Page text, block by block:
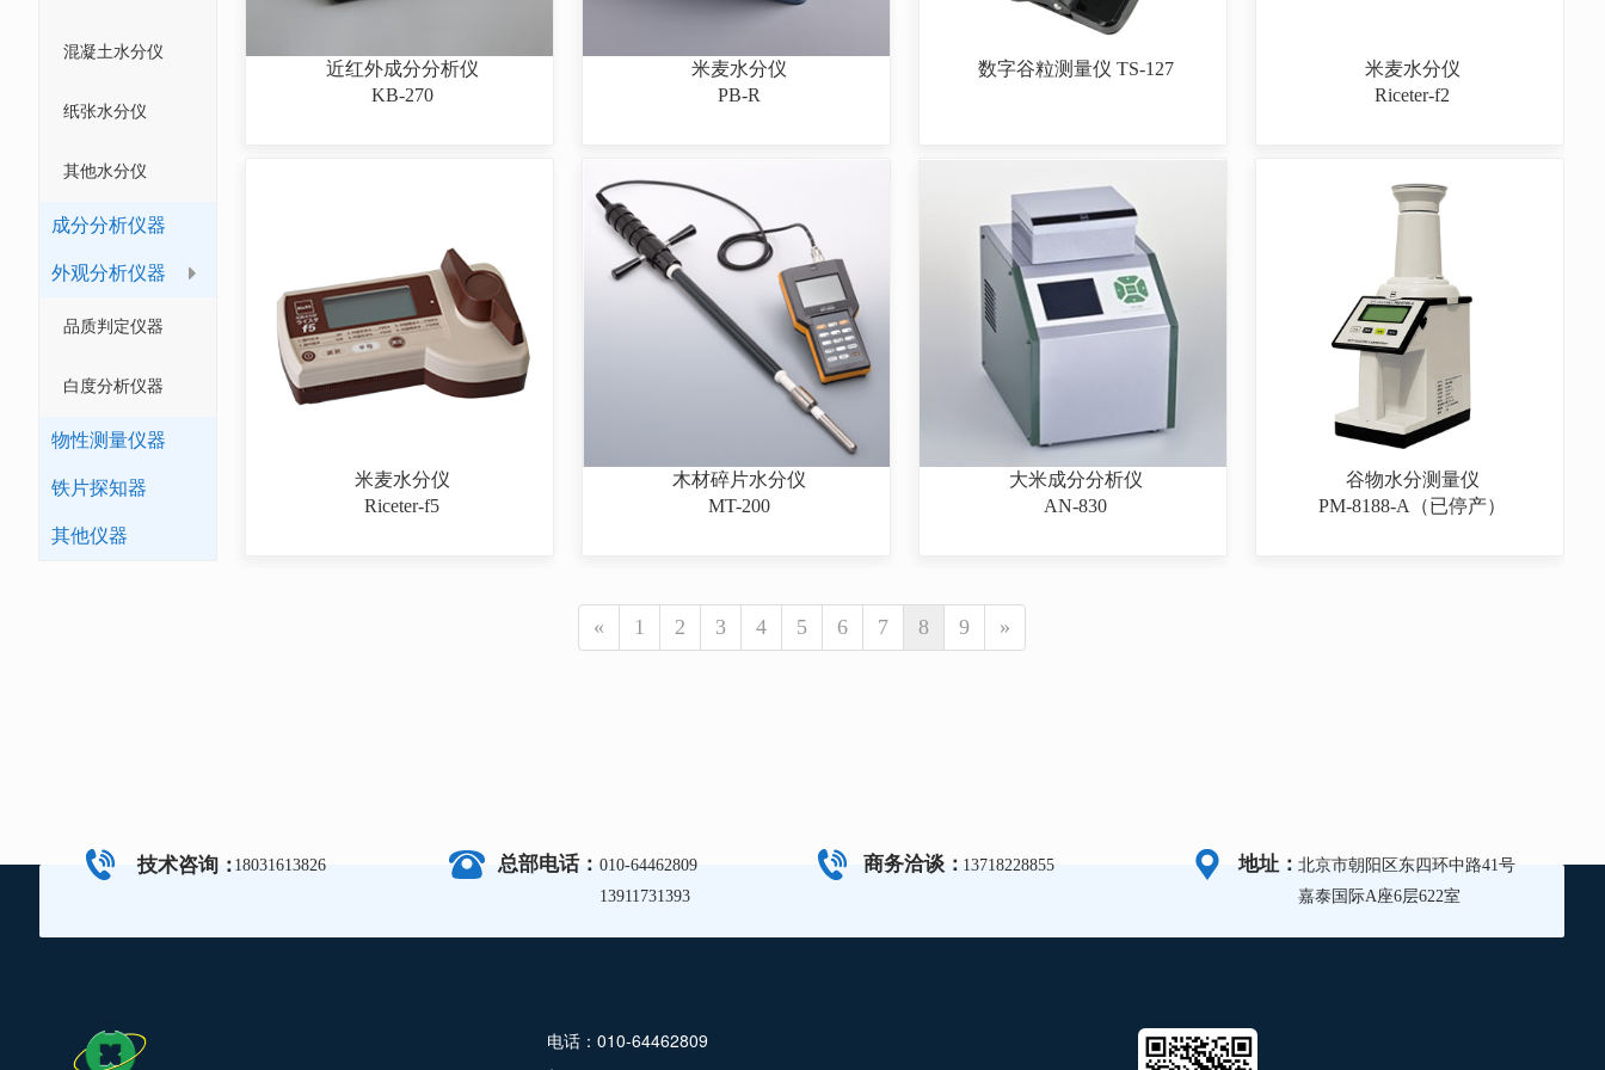
混凝土水分仪
纸张水分仪
其他水分仪
成分分析仪器
外观分析仪器
品质判定仪器
白度分析仪器
物性测量仪器
铁片探知器
其他仪器
近红外成分分析仪
KB-270
米麦水分仪
PB-R
数字谷粒测量仪 TS-127
米麦水分仪
Riceter-f2
米麦水分仪
Riceter-f5
木材碎片水分仪
MT-200
大米成分分析仪
AN-830
谷物水分测量仪
PM-8188-A（已停产）
« 1 2 3 4 5 6 7 8 9 »
技术咨询：18031613826 总部电话： 010-64462809
13911731393
商务洽谈：13718228855 地址：北京市朝阳区东四环中路41号
嘉泰国际A座6层622室
电话：010-64462809